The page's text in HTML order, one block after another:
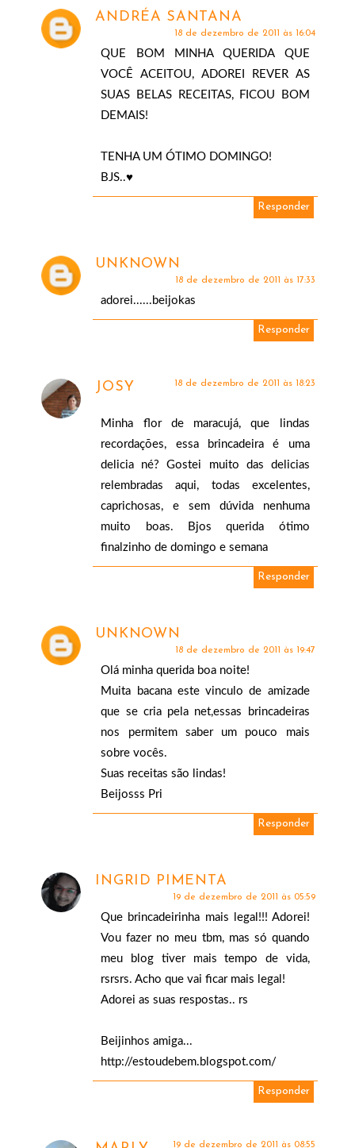
ANDRÉA SANTANA
18 de dezembro de 2011 às 16:04
QUE BOM MINHA QUERIDA QUE
VOCÊ ACEITOU, ADOREI REVER AS
SUAS BELAS RECEITAS, FICOU BOM
DEMAIS!
TENHA UM ÓTIMO DOMINGO!
BJS..♥
Responder
UNKNOWN
18 de dezembro de 2011 às 17:33
adorei......beijokas
Responder
JOSY 18 de dezembro de 2011 às 18:23
Minha flor de maracujá, que lindas
recordações, essa brincadeira é uma
delicia né? Gostei muito das delicias
relembradas aqui, todas excelentes,
caprichosas, e sem dúvida nenhuma
muito boas. Bjos querida ótimo
finalzinho de domingo e semana
Responder
UNKNOWN
18 de dezembro de 2011 às 19:47
Olá minha querida boa noite!
Muita bacana este vinculo de amizade
que se cria pela net,essas brincadeiras
nos permitem saber um pouco mais
sobre vocês.
Suas receitas são lindas!
Beijosss Pri
Responder
INGRID PIMENTA
19 de dezembro de 2011 às 05:59
Que brincadeirinha mais legal!!! Adorei!
Vou fazer no meu tbm, mas só quando
meu blog tiver mais tempo de vida,
rsrsrs. Acho que vai ficar mais legal!
Adorei as suas respostas.. rs
Beijinhos amiga...
http://estoudebem.blogspot.com/
Responder
19 de dezembro de 2011 às 08:55